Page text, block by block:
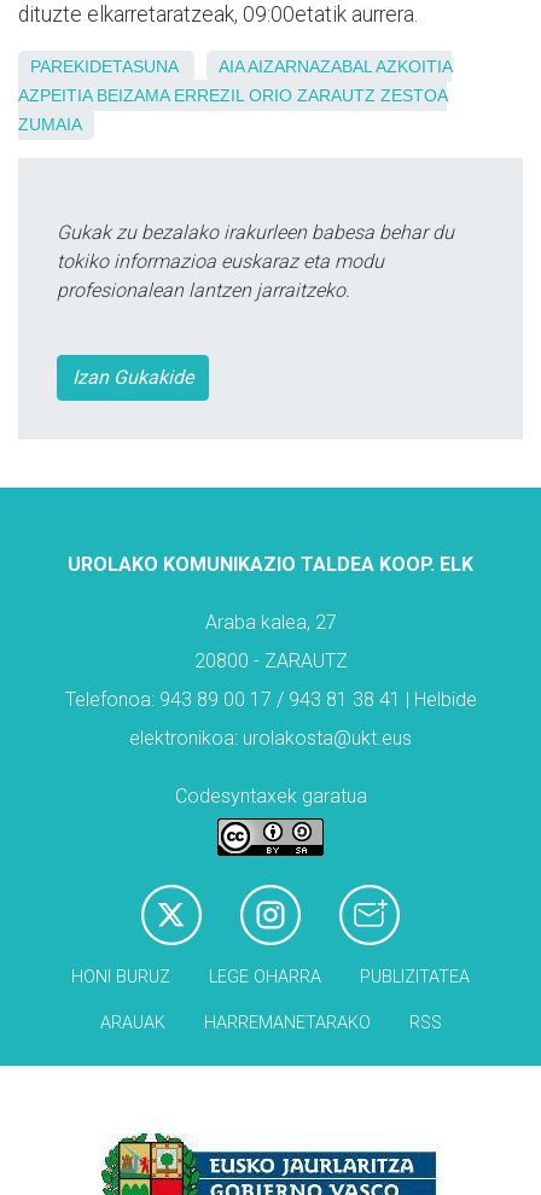
dituzte elkarretaratzeak, 09:00etatik aurrera.
PAREKIDETASUNA AIAAIZARNAZABAL AZKOITIA
AZPEITIA BEIZAMA ERREZIL ORIO ZARAUTZ ZESTOA
ZUMAIA
Gukak zu bezalako irakurleen babesa behar du
tokiko informazioa euskaraz eta modu
profesionalean lantzen jarraitzeko.
Izan Gukakide
UROLAKO KOMUNIKAZIO TALDEA KOOP. ELK
Araba kalea, 27
20800 - ZARAUTZ
Telefonoa: 943 89 00 17 / 943 81 38 41 | Helbide
elektronikoa: urolakosta@ukt.eus
Codesyntaxek garatua
HONI BURUZ LEGE OHARRA PUBLIZITATEA
ARAUAK HARREMANETARAKO RSS